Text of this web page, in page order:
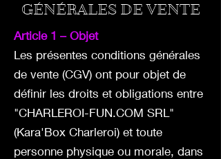
GÉNÉRALES DE VENTE
Article 1 – Objet
Les présentes conditions générales
de vente (CGV) ont pour objet de
définir les droits et obligations entre
"CHARLEROI-FUN.COM SRL"
(Kara'Box Charleroi) et toute
personne physique ou morale, dans